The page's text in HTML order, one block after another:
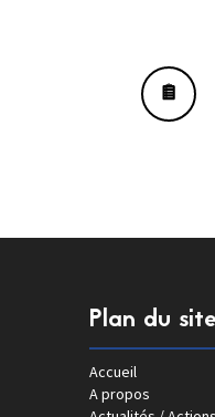
Plan du site
Accueil
A propos